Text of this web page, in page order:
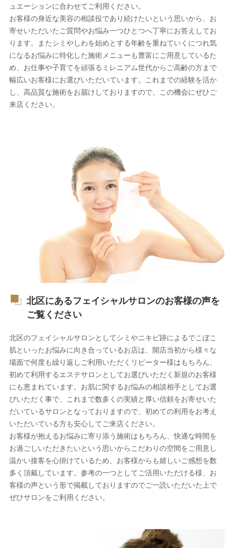
ュエーションに合わせてご利用ください。
お客様の身近な美容の相談役であり続けたいという思いから、お
寄せいただいたご質問やお悩み一つひとつへ丁寧にお答えしてお
ります。またシミやしわを始めとする年齢を重ねていくにつれ気
になるお悩みに特化した施術メニューも豊富にご用意しているた
め、お仕事や子育てを頑張るミレニアム世代からご高齢の方まで
幅広いお客様にお選びいただいています。これまでの経験を活か
し、高品質な施術をお届けしておりますので、この機会にぜひご
来店ください。
北区にあるフェイシャルサロンのお客様の声を
ご覧ください
北区のフェイシャルサロンとしてシミやニキビ跡によるでこぼこ
肌といったお悩みに向き合っているお店は、開店当初から様々な
場面で何度も繰り返しご利用いただくリピーター様はもちろん、
初めて利用するエステサロンとしてお選びいただく新規のお客様
にも恵まれています。お肌に関するお悩みの相談相手としてお選
びいただく事で、これまで数多くの実績と厚い信頼をお寄せいた
だいているサロンとなっておりますので、初めての利用をお考え
いただいている方も安心してご来店ください。
お客様が抱えるお悩みに寄り添う施術はもちろん、快適な時間を
お過ごしいただきたいという思いからこだわりの空間をご用意し
温かい接客を心掛けているため、お客様からも嬉しいご感想を数
多く頂戴しています。参考の一つとしてご活用いただける様、お
客様の声という形で掲載しておりますのでご一読いただいた上で
ぜひサロンをご利用ください。